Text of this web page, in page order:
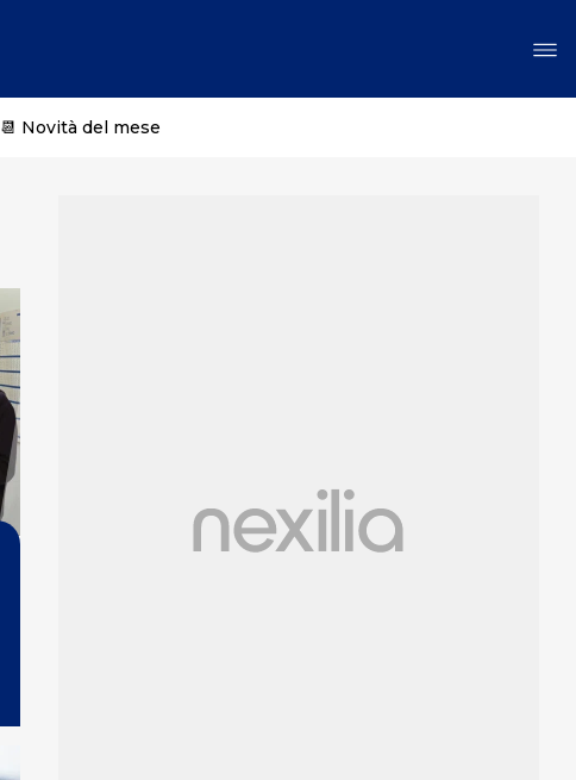
📆 Novità del mese